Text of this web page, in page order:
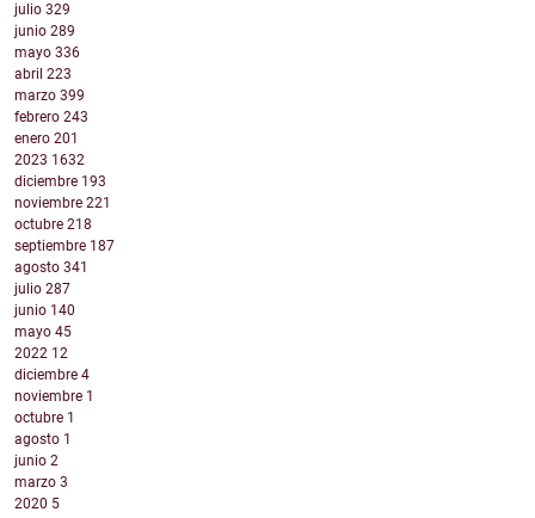
julio 329
junio 289
mayo 336
abril 223
marzo 399
febrero 243
enero 201
2023 1632
diciembre 193
noviembre 221
octubre 218
septiembre 187
agosto 341
julio 287
junio 140
mayo 45
2022 12
diciembre 4
noviembre 1
octubre 1
agosto 1
junio 2
marzo 3
2020 5